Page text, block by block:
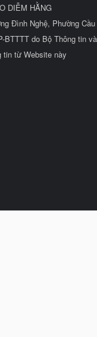
DIỄM HẰNG
Đình Nghệ, Phường
do Bộ Thông tin
tin từ Website này